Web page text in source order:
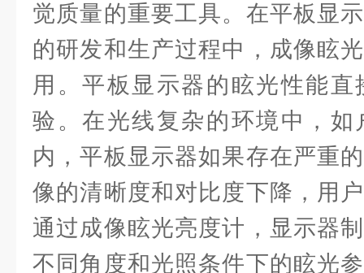
觉质量的重要工具。在平板显
的研发和生产过程中，成像眩
用。平板显示器的眩光性能
验。在光线复杂的环境中，如
内，平板显示器如果存在严重
像的清晰度和对比度下降，用
通过成像眩光亮度计，显示器
不同角度和光照条件下的眩光